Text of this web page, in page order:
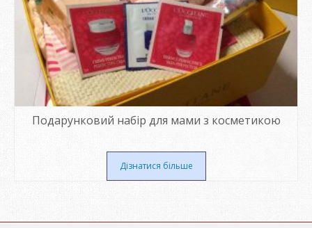
Подарунковий набір для мами з косметикою
Дізнатися більше